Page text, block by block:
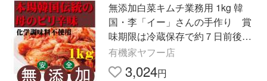
無添加白菜キムチ業務用 1kg 韓
国・李「イー」さんの手作り 賞
味期限は冷蔵保存で約７日前後
無添加きむち 自然醗酵 砂糖不
使用キムチ
有機家ヤフー店
3,024円